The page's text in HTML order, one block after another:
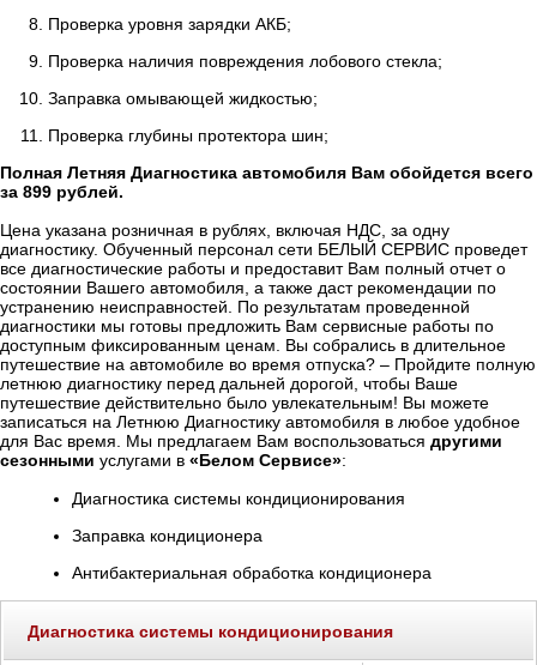
Проверка уровня зарядки АКБ;
Проверка наличия повреждения лобового стекла;
Заправка омывающей жидкостью;
Проверка глубины протектора шин;
Полная Летняя Диагностика автомобиля Вам обойдется всего
за 899 рублей.
Цена указана розничная в рублях, включая НДС, за одну
диагностику. Обученный персонал сети БЕЛЫЙ СЕРВИС проведет
все диагностические работы и предоставит Вам полный отчет о
состоянии Вашего автомобиля, а также даст рекомендации по
устранению неисправностей. По результатам проведенной
диагностики мы готовы предложить Вам сервисные работы по
доступным фиксированным ценам. Вы собрались в длительное
путешествие на автомобиле во время отпуска? – Пройдите полную
летнюю диагностику перед дальней дорогой, чтобы Ваше
путешествие действительно было увлекательным! Вы можете
записаться на Летнюю Диагностику автомобиля в любое удобное
для Вас время. Мы предлагаем Вам воспользоваться другими
сезонными услугами в «Белом Сервисе»:
Диагностика системы кондиционирования
Заправка кондиционера
Антибактериальная обработка кондиционера
Диагностика системы кондиционирования